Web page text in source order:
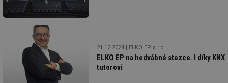
21.12.2024 ELKO EP s.r.o
ELKO EP na hedvábné stezce. I díky KNX
tutorovi